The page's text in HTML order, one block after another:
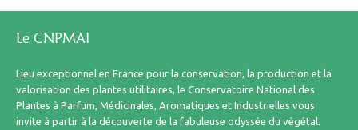
Le CNPMAI
Lieu exceptionnel en France pour la conservation, la production et la
valorisation des plantes utilitaires, le Conservatoire National des
Plantes à Parfum, Médicinales, Aromatiques et Industrielles vous
invite à partir à la découverte de la fabuleuse odyssée du végétal.